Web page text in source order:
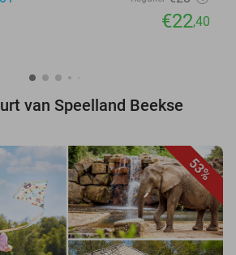
€22,40
van Speelland Beekse
53%